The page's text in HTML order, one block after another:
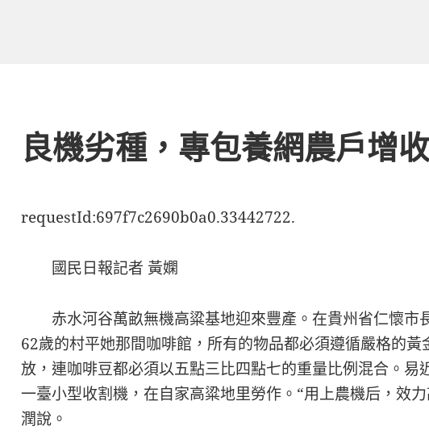
良機劣種，專包養網農戶增
requestId:697f7c2690b0a0.33442722.
國民日報記者 黃嫻
赤水河谷萬畝無機高粱基地迎來豐產。在貴州省仁懷市
62歲的村平她那間咖啡館，所有的物品都必須遵循嚴格的黃
放，連咖啡豆都必須以五點三比四點七的重量比例混合。易
一臺小型收割機，在自家高粱地里勞作。“用上農機后，效
潤說。